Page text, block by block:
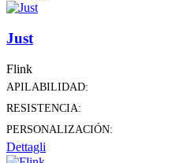
Just
Flink
APILABILIDAD:
RESISTENCIA:
PERSONALIZACIÓN:
Dettagli